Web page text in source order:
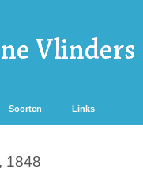
Soorten Links
1848